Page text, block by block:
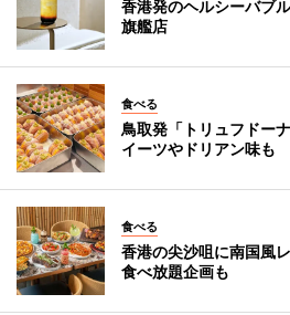
香港発のヘルシーバブ
旗艦店
食べる
鳥取発「トリュフドー
イーツやドリアン味も
食べる
香港の尖沙咀に南国風
食べ放題企画も